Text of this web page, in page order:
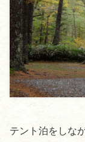
テント泊をしな